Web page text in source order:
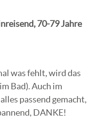
70-79 Jahre
was fehlt, wird das
Bad). Auch im
passend gemacht,
DANKE!